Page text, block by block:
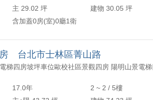
主 29.02 坪
建物 30.05 坪
含加蓋0房(室)0廳1衛
台北市士林區菁山路
17.0年
2 ~ 2 / 5樓